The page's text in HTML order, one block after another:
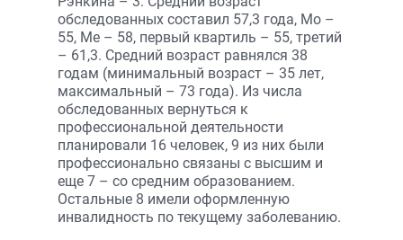
обследованных составил 57,3 года, Мо –
55, Ме – 58, первый квартиль – 55, третий
– 61,3. Средний возраст равнялся 38
годам (минимальный возраст – 35 лет,
максимальный – 73 года). Из числа
обследованных вернуться к
профессиональной деятельности
планировали 16 человек, 9 из них были
профессионально связаны с высшим и
еще 7 – со средним образованием.
Остальные 8 имели оформленную
инвалидность по текущему заболеванию.